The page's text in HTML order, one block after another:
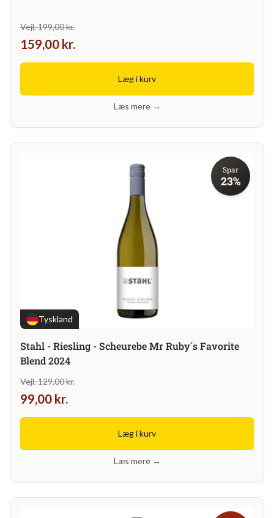
Vejl. 199,00 kr.
159,00 kr.
Læg i kurv
Læs mere →
Spar
23%
Tyskland
Stahl - Riesling - Scheurebe Mr Ruby´s Favorite
Blend 2024
Vejl. 129,00 kr.
99,00 kr.
Læg i kurv
Læs mere →